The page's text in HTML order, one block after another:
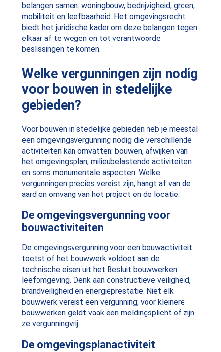
belangen samen: woningbouw, bedrijvigheid, groen,
mobiliteit en leefbaarheid. Het omgevingsrecht
biedt het juridische kader om deze belangen tegen
elkaar af te wegen en tot verantwoorde
beslissingen te komen.
Welke vergunningen zijn nodig
voor bouwen in stedelijke
gebieden?
Voor bouwen in stedelijke gebieden heb je meestal
een omgevingsvergunning nodig die verschillende
activiteiten kan omvatten: bouwen, afwijken van
het omgevingsplan, milieubelastende activiteiten
en soms monumentale aspecten. Welke
vergunningen precies vereist zijn, hangt af van de
aard en omvang van het project en de locatie.
De omgevingsvergunning voor
bouwactiviteiten
De omgevingsvergunning voor een bouwactiviteit
toetst of het bouwwerk voldoet aan de
technische eisen uit het Besluit bouwwerken
leefomgeving. Denk aan constructieve veiligheid,
brandveiligheid en energieprestatie. Niet elk
bouwwerk vereist een vergunning; voor kleinere
bouwwerken geldt vaak een meldingsplicht of zijn
ze vergunningvrij.
De omgevingsplanactiviteit